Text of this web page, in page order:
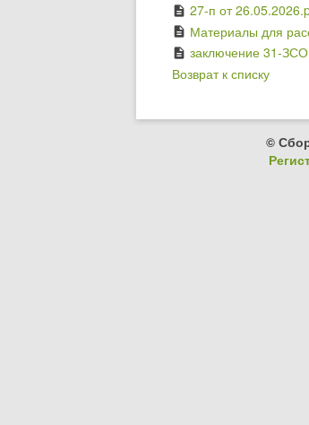
description 27-п от
description Материалы для
description заключение 31-
Возврат к списку
©